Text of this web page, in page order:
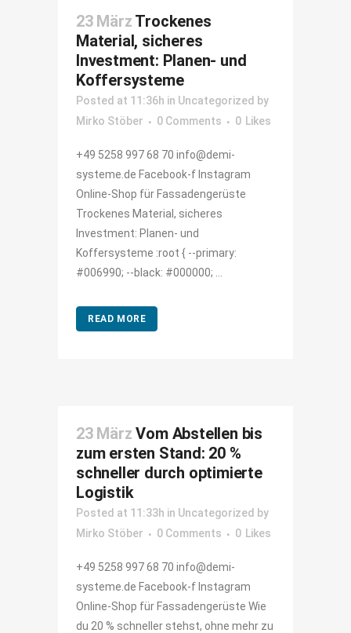
23 März Trockenes
Material, sicheres
Investment: Planen- und
Koffersysteme
Posted at 11:36h in Uncategorized by
Mirko Stöber
0 Comments 0 Likes
+49 5258 997 68 70 info@demi-
systeme.de Facebook-f Instagram
Online-Shop für Fassadengerüste
Trockenes Material, sicheres
Investment: Planen- und
Koffersysteme :root { --primary:
#006990; --black: #000000; ...
READ MORE
23 März Vom Abstellen bis
zum ersten Stand: 20 %
schneller durch optimierte
Logistik
Posted at 11:33h in Uncategorized by
Mirko Stöber
0 Comments 0 Likes
+49 5258 997 68 70 info@demi-
systeme.de Facebook-f Instagram
Online-Shop für Fassadengerüste Wie
du 20 % schneller stehst, ohne mehr zu